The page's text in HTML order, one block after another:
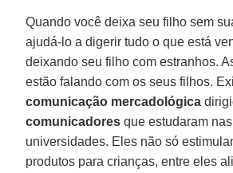
Quando você deixa seu filho sem
ajudá-lo a digerir tudo o que está
deixando seu filho com estranhos.
estão falando com os seus filhos.
comunicação mercadológica
comunicadores que estudaram
universidades. Eles não só
produtos para crianças, entre eles